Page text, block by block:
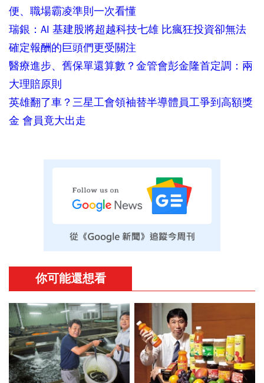
便、職場霸凌準則一次看懂
瑞銀：AI 基建股將超越科技七雄 比瘋狂投資卻無法
確定報酬的巨頭們更受關注
醫療進步、舊保單還算數？金管會彭金隆首定調：兩
大理賠原則
英雄翻了車？三星工會領袖替半導體員工爭到高額獎
金 會員竟大出走